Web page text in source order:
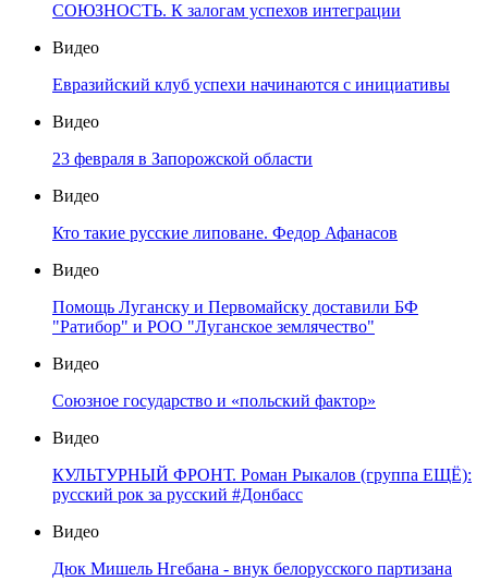
СОЮЗНОСТЬ. К залогам успехов интеграции
Видео
Евразийский клуб успехи начинаются с инициативы
Видео
23 февраля в Запорожской области
Видео
Кто такие русские липоване. Федор Афанасов
Видео
Помощь Луганску и Первомайску доставили БФ
"Ратибор" и РОО "Луганское землячество"
Видео
Союзное государство и «польский фактор»
Видео
КУЛЬТУРНЫЙ ФРОНТ. Роман Рыкалов (группа ЕЩЁ):
русский рок за русский #Донбасс
Видео
Дюк Мишель Нгебана - внук белорусского партизана